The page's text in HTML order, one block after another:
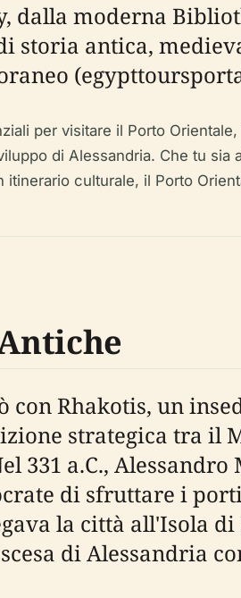
dalla moderna
antica,
per visitare il Porto
di Alessandria. Che tu
culturale, il Porto
Rhakotis, un
strategica tra
331 a.C.,
di sfruttare i
la città all'Isola
di Alessandria